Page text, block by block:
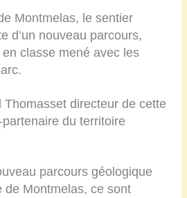
Montmelas, le sentier
d’un nouveau parcours,
classe mené avec les
Thomasset directeur de cette
du territoire
parcours géologique
de Montmelas, ce sont